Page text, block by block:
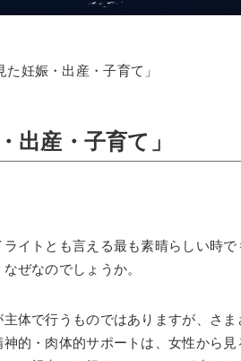
た妊娠・出産・子育て」
出産・子育て」
イトとも言える最も素晴らしい時
ぜなのでしょうか。
体で行うものではありますが、さ
的・肉体的サポートは、女性から